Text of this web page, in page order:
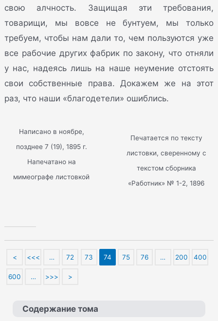
свою алчность. Защищая эти требования,
товарищи, мы вовсе не бунтуем, мы только
требуем, чтобы нам дали то, чем пользуются уже
все рабочие других фабрик по закону, что отняли
у нас, надеясь лишь на наше неумение отстоять
свои собственные права. Докажем же на этот
раз, что наши «благодетели» ошиблись.
Написано в ноябре,
позднее 7 (19), 1895 г.
Напечатано на
мимеографе листовкой
Печатается по тексту
листовки, сверенному с
текстом сборника
«Работник» № 1-2, 1896
< <<< … 72 73 74 75 76 … 200 400
600 … >>> >
Содержание тома